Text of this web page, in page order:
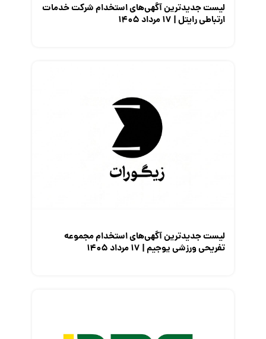
لیست جدیدترین آگهی‌های استخدام شرکت خدمات
ارتباطی رایتل | ۱۷ مرداد ۱۴۰۵
لیست جدیدترین آگهی‌های استخدام مجموعه
تفریحی ورزشی یوجیم | ۱۷ مرداد ۱۴۰۵